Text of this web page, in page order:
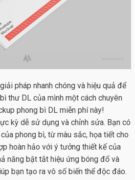
pháp nhanh chóng và hiệu quả để
thư DL của mình một cách chuyên
phong bì DL miễn phí này!
kỳ dễ sử dụng và chỉnh sửa. Bạn có
phong bì, từ màu sắc, họa tiết cho
hoàn hảo với ý tưởng thiết kế của
năng bật tắt hiệu ứng bóng đổ và
bạn tạo ra vô số biến thể độc đáo.